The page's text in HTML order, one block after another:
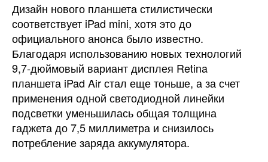
Дизайн нового планшета стилистически
соответствует iPad mini, хотя это до
официального анонса было известно.
Благодаря использованию новых технологий
9,7-дюймовый вариант дисплея Retina
планшета iPad Air стал еще тоньше, а за счет
применения одной светодиодной линейки
подсветки уменьшилась общая толщина
гаджета до 7,5 миллиметра и снизилось
потребление заряда аккумулятора.